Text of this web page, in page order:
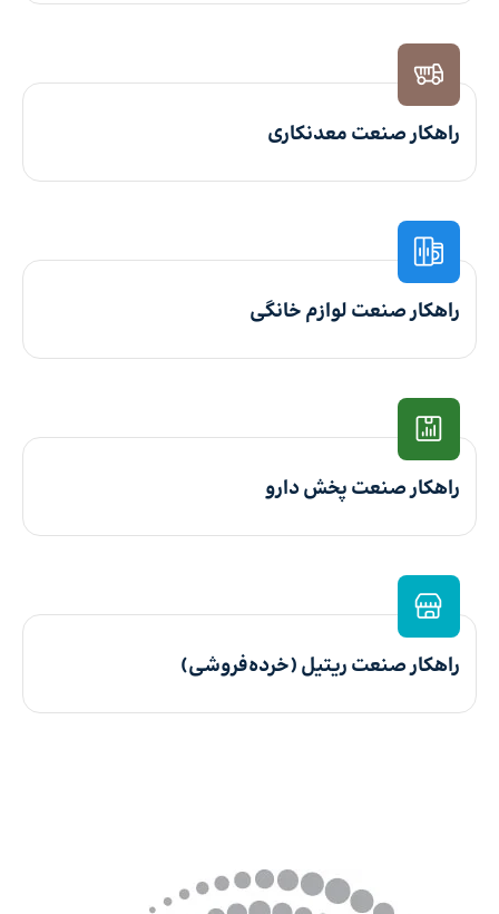
راهکار صنعت معدنکاری
راهکار صنعت لوازم خانگی
راهکار صنعت پخش دارو
راهکار صنعت ریتیل (خرده‌فروشی)